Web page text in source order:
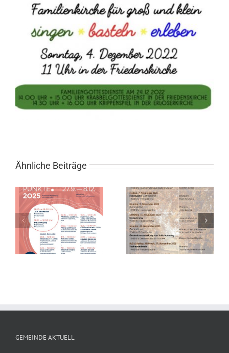
Ähnliche Beiträge
Gottesdienste
im November
GEMEINDE AKTUELL